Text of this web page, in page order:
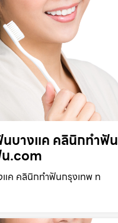
บางแค คลินิกทำฟัน
.com
ค คลินิกทำฟันกรุงเทพ ท